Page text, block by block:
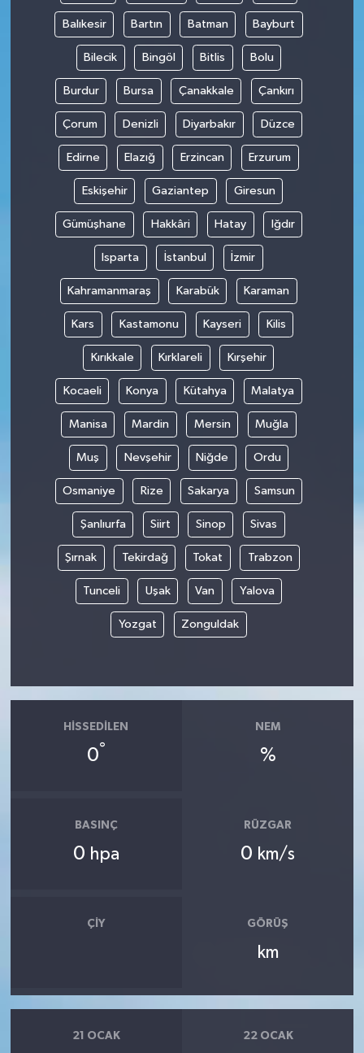
Balıkesir Bartın Batman Bayburt
Bilecik Bingöl Bitlis Bolu
Burdur Bursa Çanakkale Çankırı
Çorum Denizli Diyarbakır Düzce
Edirne Elazığ Erzincan Erzurum
Eskişehir Gaziantep Giresun
Gümüşhane Hakkâri Hatay Iğdır
Isparta İstanbul İzmir
Kahramanmaraş Karabük Karaman
Kars Kastamonu Kayseri Kilis
Kırıkkale Kırklareli Kırşehir
Kocaeli Konya Kütahya Malatya
Manisa Mardin Mersin Muğla
Muş Nevşehir Niğde Ordu
Osmaniye Rize Sakarya Samsun
Şanlıurfa Siirt Sinop Sivas
Şırnak Tekirdağ Tokat Trabzon
Tunceli Uşak Van Yalova
Yozgat Zonguldak
HISSEDILEN
0°
NEM
%
BASINÇ
0 hpa
RÜZGAR
0 km/s
ÇIY GÖRÜŞ
km
21 OCAK 22 OCAK